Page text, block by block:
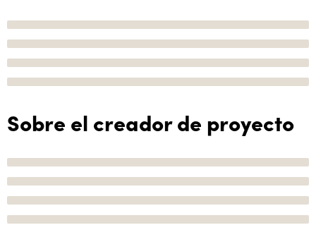
Sobre el creador de proyecto